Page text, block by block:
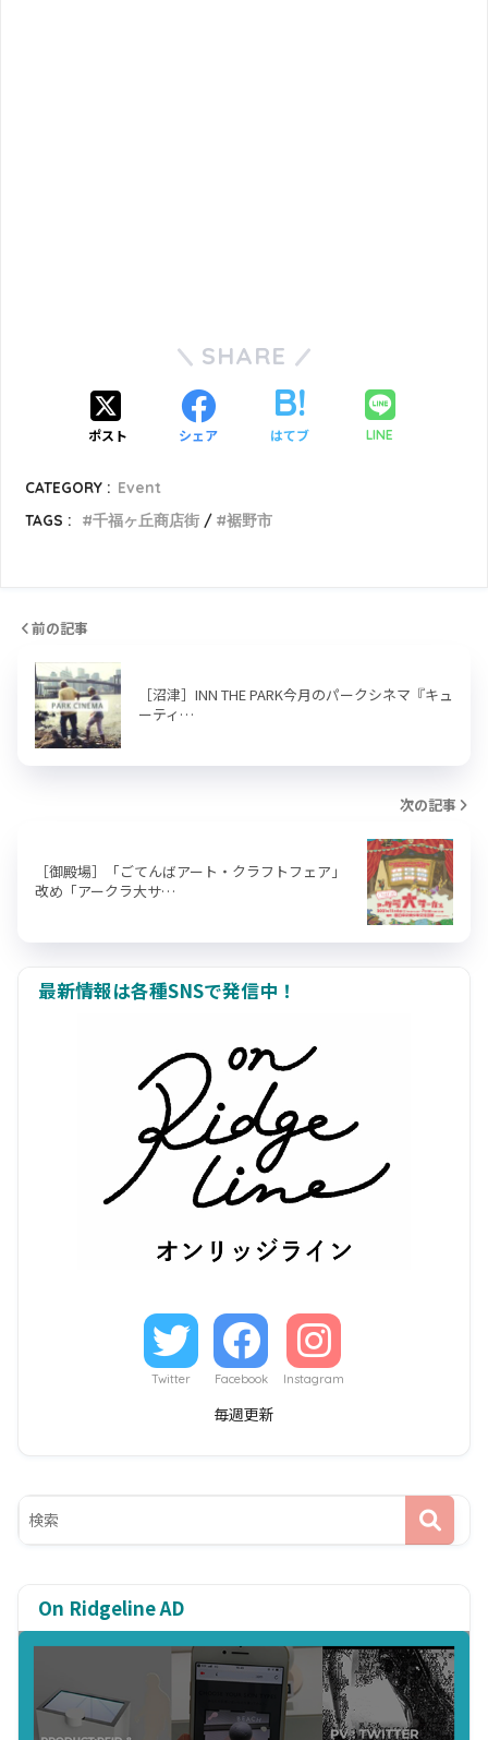
SHARE
ポスト シェア はてブ LINE
CATEGORY : Event
TAGS :
千福ヶ丘商店街 裾野市
前の記事
［沼津］INN THE PARK今月のパークシネマ『キュ
ーティ…
次の記事
［御殿場］「ごてんばアート・クラフトフェア」
改め「アークラ大サ…
最新情報は各種SNSで発信中！
Twitter Facebook Instagram
毎週更新
On Ridgeline AD